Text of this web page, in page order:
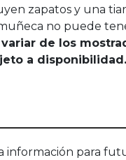
zapatos y una
no puede
de los
a disponibilidad.
para